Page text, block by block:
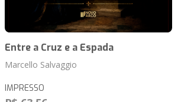
Entre a Cruz e a Espada
Marcello Salvaggio
IMPRESSO